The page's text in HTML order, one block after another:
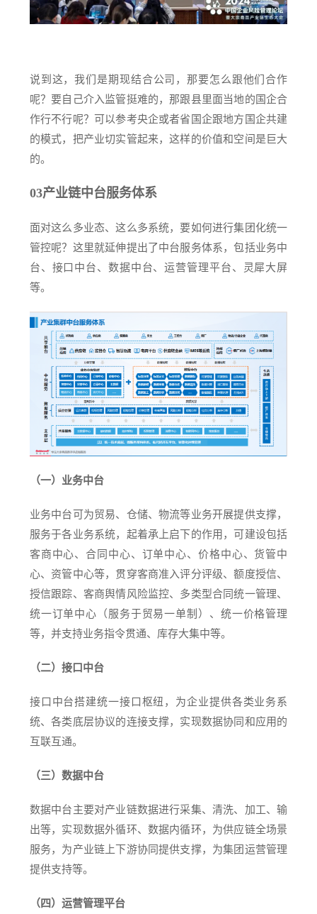
说到这，我们是期现结合公司，那要怎么跟他们合作
呢？要自己介入监管挺难的，那跟县里面当地的国企合
作行不行呢？可以参考央企或者省国企跟地方国企共建
的模式，把产业切实管起来，这样的价值和空间是巨大
的。
03产业链中台服务体系
面对这么多业态、这么多系统，要如何进行集团化统一
管控呢？这里就延伸提出了中台服务体系，包括业务中
台、接口中台、数据中台、运营管理平台、灵犀大屏
等。
（一）业务中台
业务中台可为贸易、仓储、物流等业务开展提供支撑，
服务于各业务系统，起着承上启下的作用，可建设包括
客商中心、合同中心、订单中心、价格中心、货管中
心、资管中心等，贯穿客商准入评分评级、额度授信、
授信跟踪、客商舆情风险监控、多类型合同统一管理、
统一订单中心（服务于贸易一单制）、统一价格管理
等，并支持业务指令贯通、库存大集中等。
（二）接口中台
接口中台搭建统一接口枢纽，为企业提供各类业务系
统、各类底层协议的连接支撑，实现数据协同和应用的
互联互通。
（三）数据中台
数据中台主要对产业链数据进行采集、清洗、加工、输
出等，实现数据外循环、数据内循环，为供应链全场景
服务，为产业链上下游协同提供支撑，为集团运营管理
提供支持等。
（四）运营管理平台